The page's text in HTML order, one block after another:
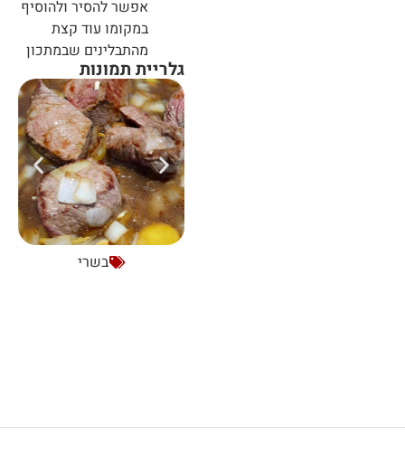
אפשר להסיר ולהוסיף
במקומו עוד קצת
מהתבלינים שבמתכון
גלריית תמונות
בשרי